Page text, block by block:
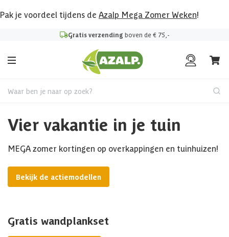
Pak je voordeel tijdens de Azalp Mega Zomer Weken!
Gratis verzending boven de € 75,-
Waar ben je naar op zoek?
Vier vakantie in je tuin
MEGA zomer kortingen op overkappingen en tuinhuizen!
Bekijk de actiemodellen
Gratis wandplankset